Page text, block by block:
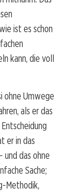
ist es schon
kann, die voll
ohne Umwege
als er das
er in das
und das ohne
Sache;
Methodik,